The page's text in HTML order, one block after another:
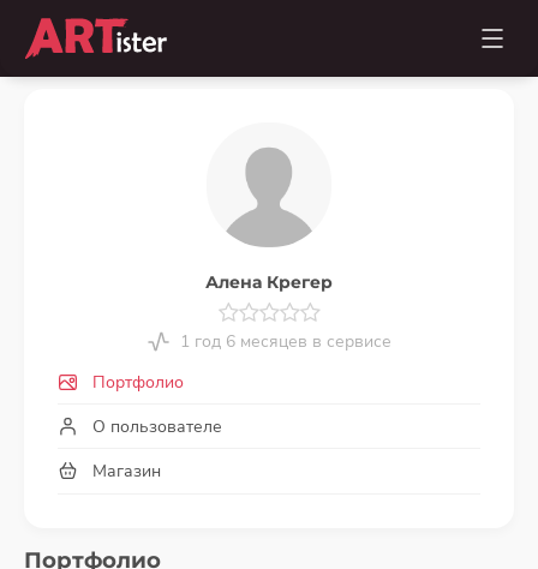
Алена Крегер
1 год 6 месяцев в сервисе
Портфолио
О пользователе
Магазин
Портфолио